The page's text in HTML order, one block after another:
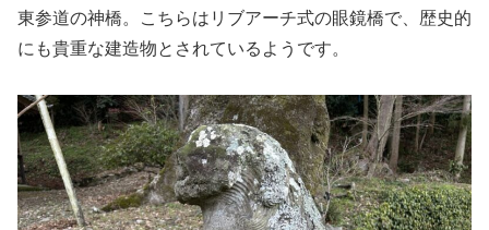
東参道の神橋。こちらはリブアーチ式の眼鏡橋で、歴史的
にも貴重な建造物とされているようです。